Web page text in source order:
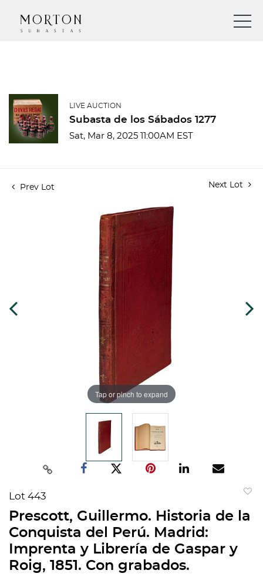
LIVE AUCTION
Subasta de los Sábados 1277
Sat, Mar 8, 2025 11:00AM EST
Prev Lot Next Lot
Tap or pinch to expand
Lot 443
Prescott, Guillermo. Historia de la
Conquista del Perú. Madrid:
Imprenta y Librería de Gaspar y
Roig, 1851. Con grabados.